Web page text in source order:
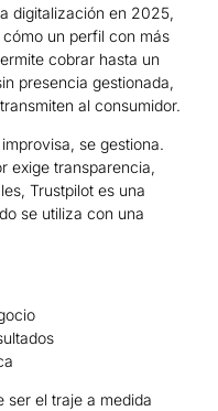
digitalización en 2025,
un perfil con más
cobrar hasta un
presencia gestionada,
al consumidor.
se gestiona.
exige transparencia,
Trustpilot es una
se utiliza con una
ser el traje a medida